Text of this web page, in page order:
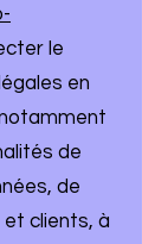
le
en
de
de
clients, à